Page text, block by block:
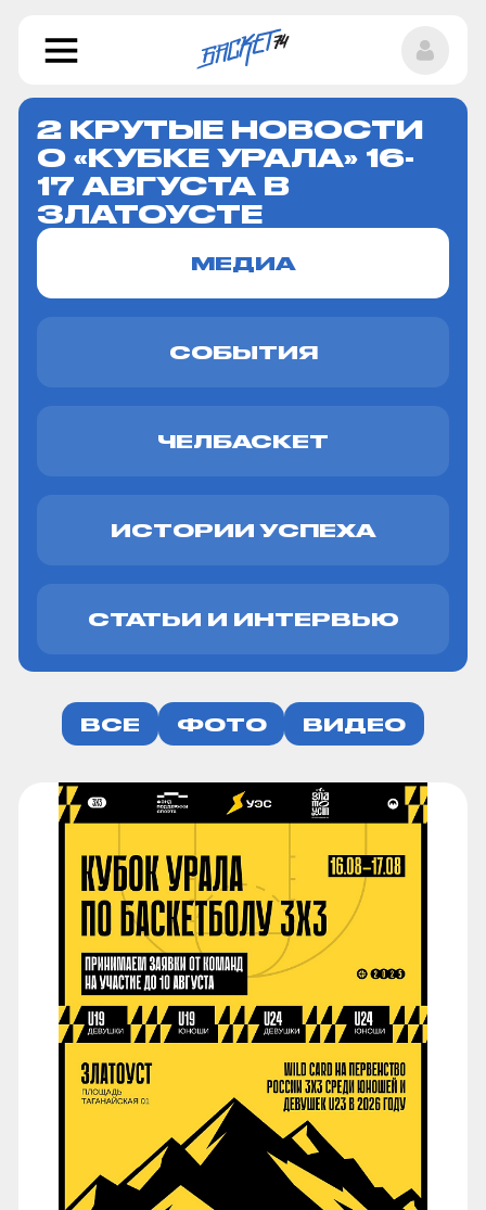
2 КРУТЫЕ НОВОСТИ
О «КУБКЕ УРАЛА» 16-
17 АВГУСТА В
ЗЛАТОУСТЕ
МЕДИА
СОБЫТИЯ
ЧЕЛБАСКЕТ
ИСТОРИИ УСПЕХА
СТАТЬИ И ИНТЕРВЬЮ
ВСЕ ФОТО ВИДЕО